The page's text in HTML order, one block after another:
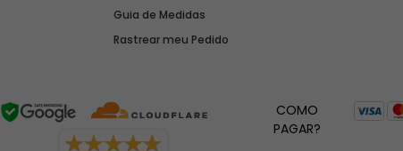
Guia de Medidas
Rastrear meu Pedido
COMO
PAGAR?